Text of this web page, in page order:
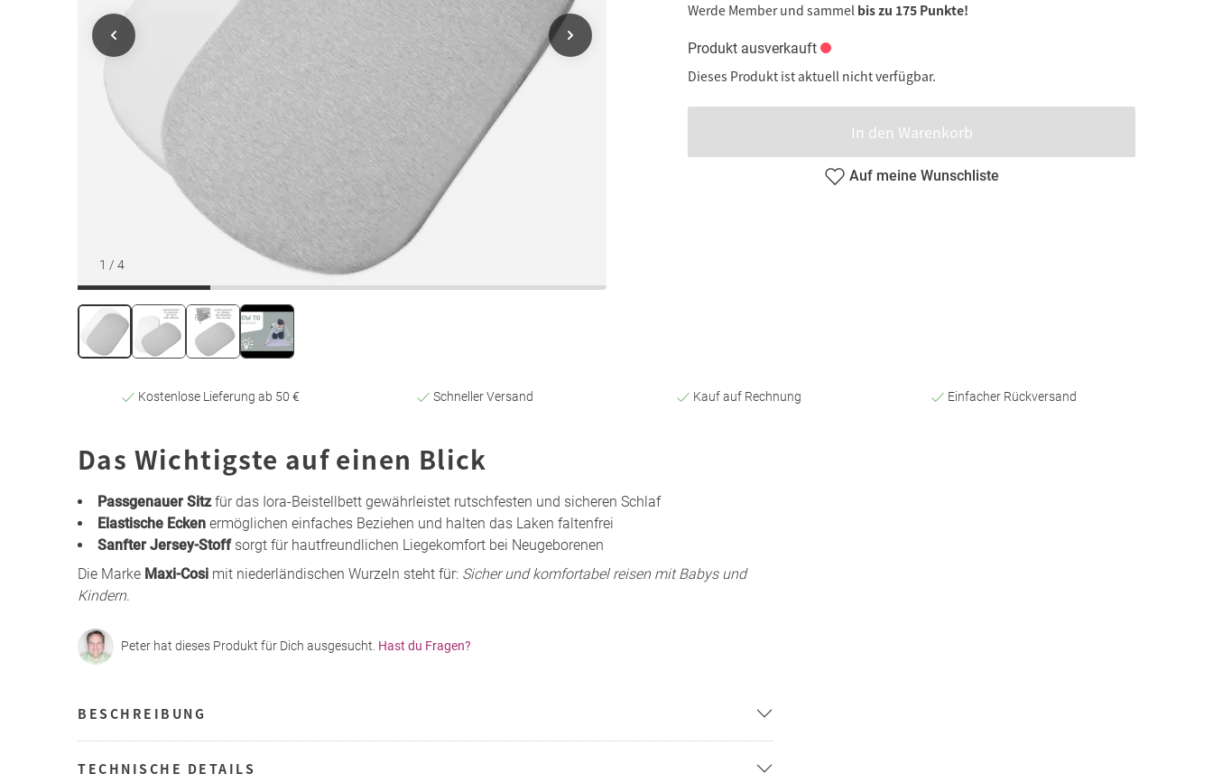
1 / 4
Werde Member und sammel bis zu 175 Punkte!
Produkt ausverkauft
Dieses Produkt ist aktuell nicht verfügbar.
In den Warenkorb
Auf meine Wunschliste
Kostenlose Lieferung ab 50 € Schneller Versand Kauf auf Rechnung Einfacher Rückversand
Das Wichtigste auf einen Blick
Passgenauer Sitzfür das Iora-Beistellbett gewährleistet rutschfesten und sicheren Schlaf
Elastische Ecken ermöglichen einfaches Beziehen und halten das Laken faltenfrei
Sanfter Jersey-Stoffsorgt für hautfreundlichen Liegekomfort bei Neugeborenen
Die Marke Maxi-Cosi mit niederländischen Wurzeln steht für: Sicher und komfortabel reisen mit Babys und
Kindern.
Peter hat dieses Produkt für Dich ausgesucht. Hast du Fragen?
BESCHREIBUNG
TECHNISCHE DETAILS